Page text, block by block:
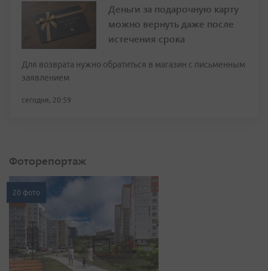
Деньги за подарочную карту
можно вернуть даже после
истечения срока
Для возврата нужно обратиться в магазин с письменным
заявлением
сегодня, 20:59
Фоторепортаж
20 фото